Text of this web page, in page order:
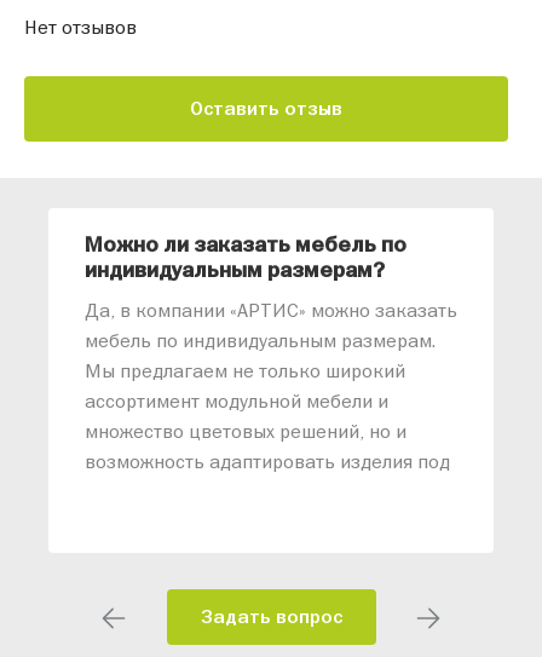
Нет отзывов
Оставить отзыв
Можно ли заказать мебель по
индивидуальным размерам?
Да, в компании «АРТИС» можно заказать
мебель по индивидуальным размерам.
Мы предлагаем не только широкий
ассортимент модульной мебели и
множество цветовых решений, но и
возможность адаптировать изделия под
помещения и личные пожелания.
Благодаря современному
Задать вопрос